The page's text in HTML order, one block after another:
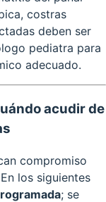
costras
deben ser
pediatra para
adecuado.
acudir de
compromiso
los siguientes
; se